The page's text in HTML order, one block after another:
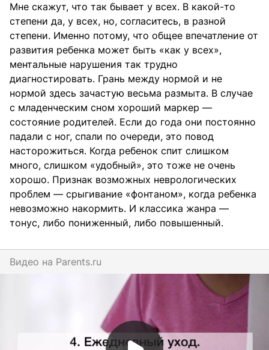
Мне скажут, что так бывает у всех. В какой-то
степени да, у всех, но, согласитесь, в разной
степени. Именно потому, что общее впечатление от
развития ребенка может быть «как у всех»,
ментальные нарушения так трудно
диагностировать. Грань между нормой и не
нормой здесь зачастую весьма размыта. В случае
с младенческим сном хороший маркер —
состояние родителей. Если до года они постоянно
падали с ног, спали по очереди, это повод
насторожиться. Когда ребенок спит слишком
много, слишком «удобный», это тоже не очень
хорошо. Признак возможных неврологических
проблем — срыгивание «фонтаном», когда ребенка
невозможно накормить. И классика жанра —
тонус, либо пониженный, либо повышенный.
Видео на parents.ru